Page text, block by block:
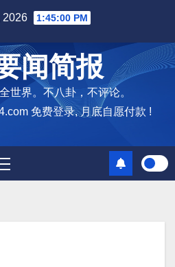
2026 1:45:01 PM
闻简报
世界。不八卦，不评论。
免费登录, 月底自愿付款 !